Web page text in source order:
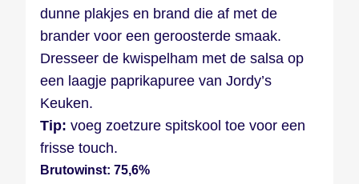
dunne plakjes en brand die af met de
brander voor een geroosterde smaak.
Dresseer de kwispelham met de salsa op
een laagje paprikapuree van Jordy’s
Keuken.
Tip: voeg zoetzure spitskool toe voor een
frisse touch.
Brutowinst: 75,6%